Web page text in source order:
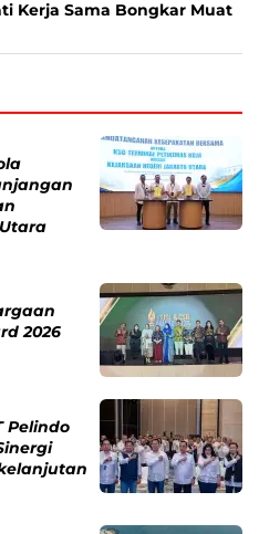
Kerja Sama Bongkar Muat
2026
Pelindo